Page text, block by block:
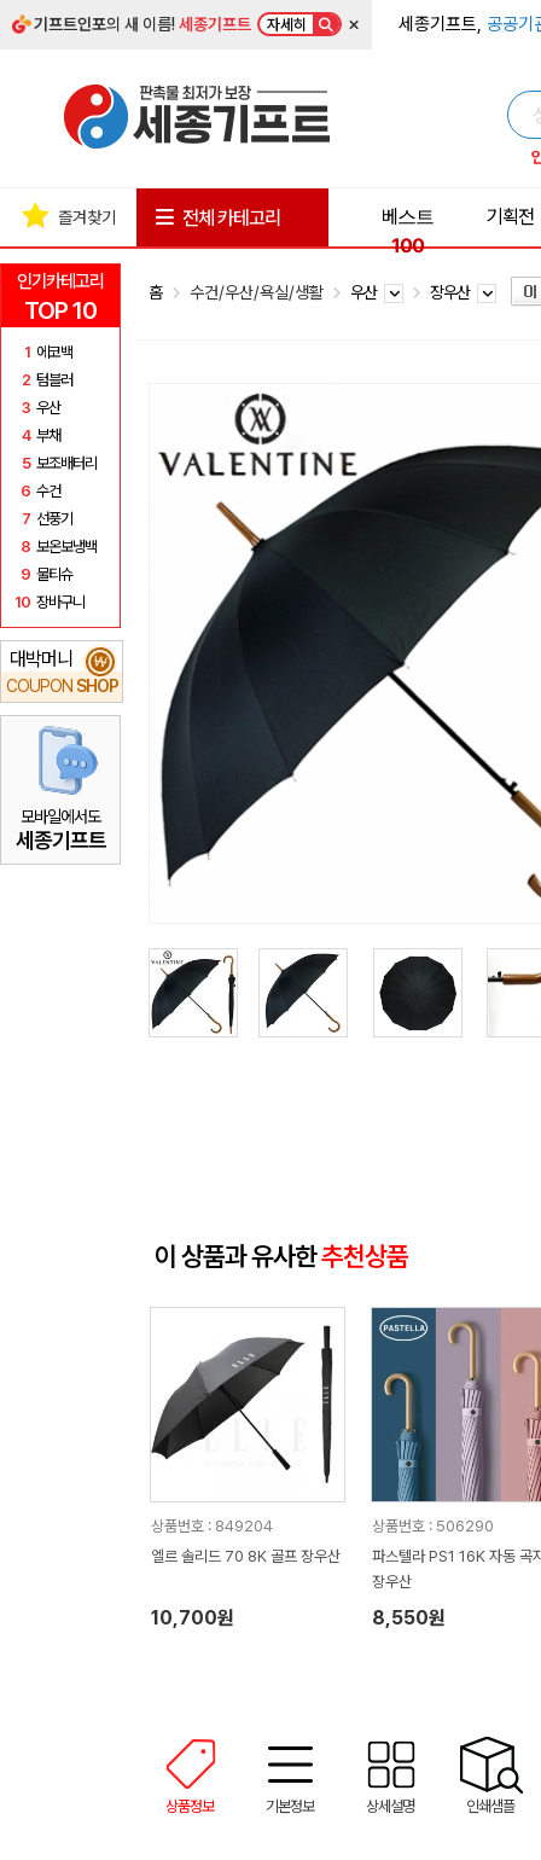
기프트인포의 새 이름!세종기프트 자세히 × 세종기프트, 공공기
인기카테고리
TOP 10
1 에코백
2 텀블러
3 우산
4 부채
5 보조배터리
6 수건
7 선풍기
8 보온보냉백
9 물티슈
10 장바구니
대박머니
COUPON SHOP
₩
모바일에서도
세종기프트
즐겨찾기 전체 카테고리
베스트
100
기획전
홈 수건/우산/욕실/생활 우산 장우산
이 상품과 유사한추천상품
상품번호 : 849204
엘르 솔리드 70 8K 골프 장우산
10,700원
상품번호 : 506290
파스텔라 PS1 16K 자동 곡
장우산
8,550원
상품정보 기본정보 상세설명 인쇄샘플